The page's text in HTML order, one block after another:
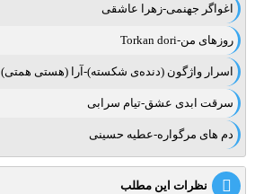
اغواگر جهنمی-زهرا عاشقی
روزهای من-Torkan dori
اسرار واژگون (دنده‌ی شکسته)-آرا (هستی همتی)
سرقت ابدی عشق-تیام سرابی
دم های مرگواره-عطیه حسینی
نظرات این مطلب